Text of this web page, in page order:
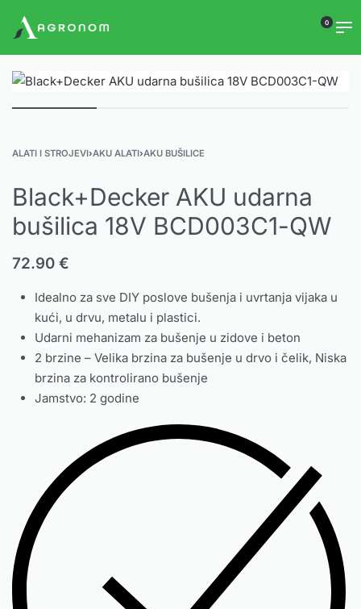
0
ALATI I STROJEVI›AKU ALATI›AKU BUŠILICE
Black+Decker AKU udarna
bušilica 18V BCD003C1-QW
72.90 €
Idealno za sve DIY poslove bušenja i uvrtanja vijaka u
kući, u drvu, metalu i plastici.
Udarni mehanizam za bušenje u zidove i beton
2 brzine – Velika brzina za bušenje u drvo i čelik, Niska
brzina za kontrolirano bušenje
Jamstvo: 2 godine